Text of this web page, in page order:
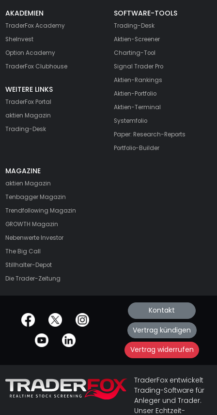
AKADEMIEN
TraderFox Academy
SheInvest
Option Academy
TraderFox Clubhouse
WEITERE LINKS
TraderFox Portal
aktien Magazin
Trading-Desk
SOFTWARE-TOOLS
Trading-Desk
Aktien-Screener
Charting-Tool
Signal Trader Pro
Aktien-Rankings
Aktien-Portfolio
Aktien-Terminal
Systemfolio
Paper: Research-Reports
Portfolio-Builder
MAGAZINE
aktien Magazin
Tenbagger Magazin
Trendfollowing Magazin
GROWTH Magazin
Nebenwerte Investor
The Big Call
Stillhalter-Depot
Die Trader-Zeitung
offizielle Social Media-Accounts Kontakt
Vertrag kündigen
Vertrag widerrufen
TraderFox entwickelt
Trading-Software für
Anleger und Trader.
Unser Echtzeit-